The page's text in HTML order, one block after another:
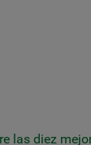
las diez